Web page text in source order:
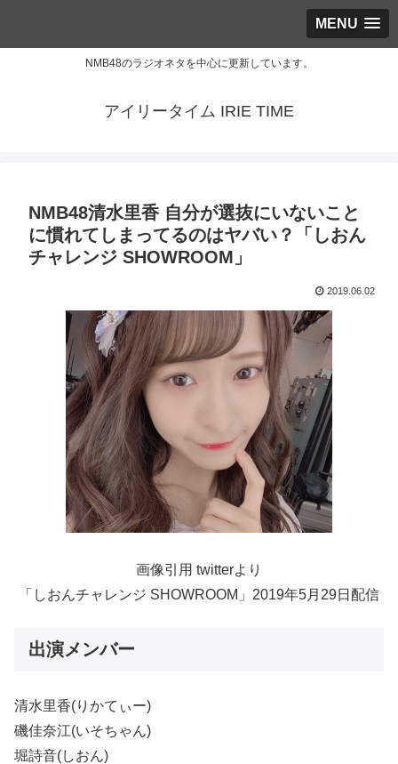
MENU
NMB48のラジオネタを中心に更新しています。
アイリータイム IRIE TIME
NMB48清水里香 自分が選抜にいないこと
に慣れてしまってるのはヤバい？「しおん
チャレンジ SHOWROOM」
2019.06.02
画像引用 twitterより
「しおんチャレンジ SHOWROOM」2019年5月29日配信
出演メンバー
清水里香(りかてぃー)
磯佳奈江(いそちゃん)
堀詩音(しおん)